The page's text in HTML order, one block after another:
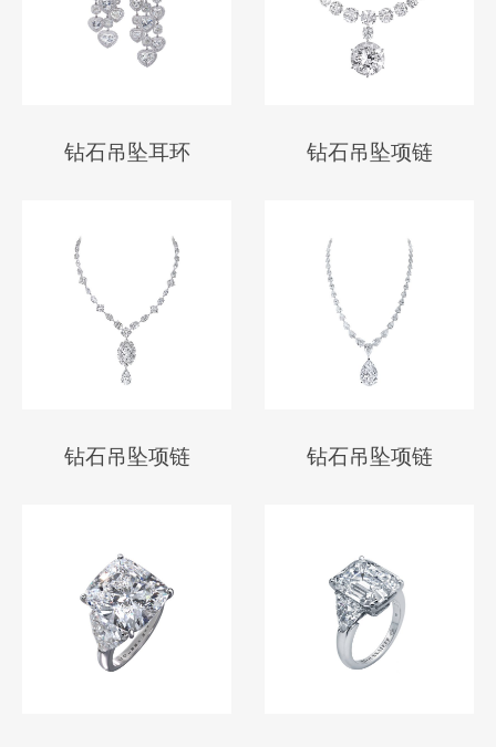
钻石吊坠耳环 钻石吊坠项链
钻石吊坠项链 钻石吊坠项链